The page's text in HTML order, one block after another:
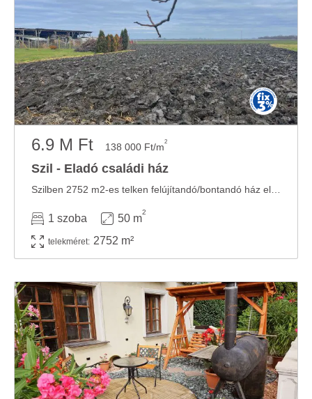
6.9 M Ft 138 000 Ft/m2
Szil - Eladó családi ház
1 szoba 50 m
2
telekméret: 2752 m²